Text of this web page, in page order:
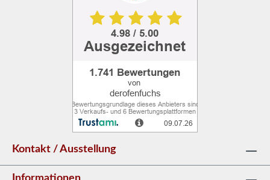
Kontakt / Ausstellung